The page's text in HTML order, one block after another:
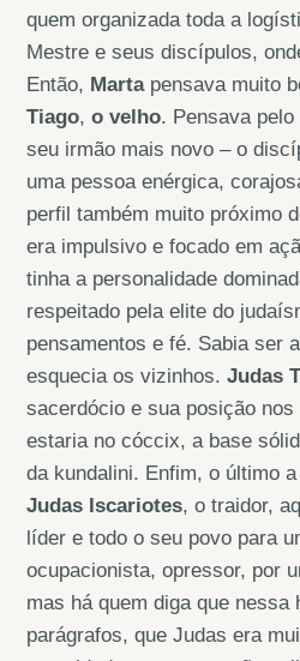
quem organizada toda a
Mestre e seus discípulos,
Então, Martapensava muito
Tiago,o velho. Pensava
seu irmão mais novo – o
uma pessoa enérgica,
perfil também muito próximo
era impulsivo e focado em
tinha a personalidade
respeitado pela elite do
pensamentos e fé. Sabia ser
esquecia os vizinhos.Judas
sacerdócio e sua posição
estaria no cóccix, a base
da kundalini. Enfim, o último
Judas Iscariotes, o traidor,
líder e todo o seu povo para
ocupacionista, opressor, por
mas há quem diga que nessa
parágrafos, que Judas era